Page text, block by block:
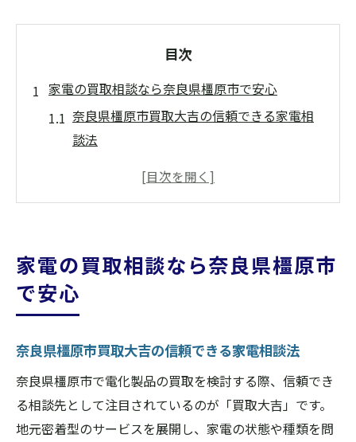
目次
家電の買取相談なら奈良県橿原市で安心
奈良県橿原市買取大吉の信頼できる家電相
談法
電化製品の買取相談は安心の専門対応で解
初めてでも安心な家電買取サポートの流れ
納得できる家電買取相談のポイントを解説
不要な電化製品を高く売る秘訣を伝授
奈良県橿原市買取大吉で高額査定のコツと
は
家電を高く売るための査定ポイントを紹介
不要な電化製品の高価買取を実現する方法
家電の買取相談なら奈良県橿原市
で安心
奈良県橿原市買取大吉の信頼できる家電相談法
奈良県橿原市で電化製品の買取を検討する際、信頼でき
る相談先として注目されているのが「買取大吉」です。
地元密着型のサービスを展開し、家電の状態や種類を問